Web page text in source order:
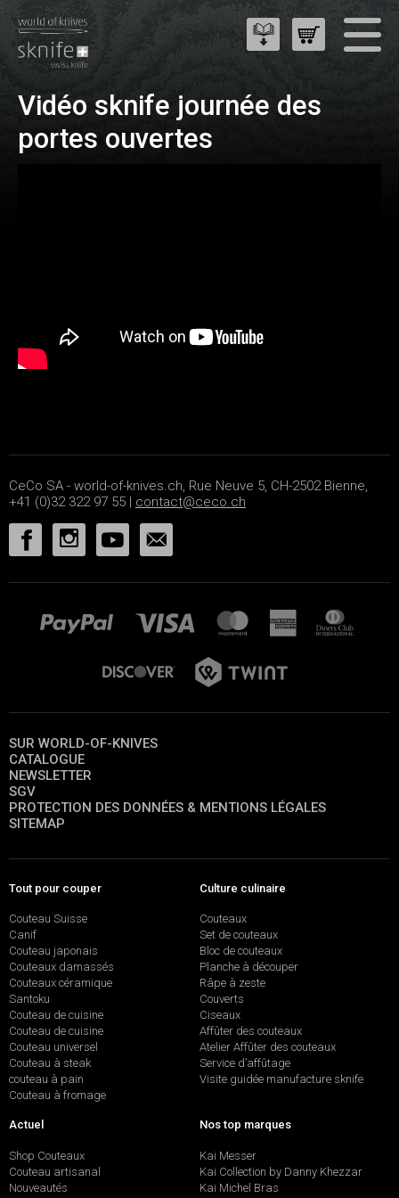
Vidéo sknife journée des
portes ouvertes
CeCo SA - world-of-knives.ch, Rue Neuve 5, CH-2502 Bienne,
+41 (0)32 322 97 55 | contact@ceco.ch
SUR WORLD-OF-KNIVES
CATALOGUE
NEWSLETTER
SGV
PROTECTION DES DONNÉES & MENTIONS LÉGALES
SITEMAP
Tout pour couper
Couteau Suisse
Canif
Couteau japonais
Couteaux damassés
Couteaux céramique
Santoku
Couteau de cuisine
Couteau de cuisine
Couteau universel
Couteau à steak
couteau à pain
Couteau à fromage
Culture culinaire
Couteaux
Set de couteaux
Bloc de couteaux
Planche à découper
Râpe à zeste
Couverts
Ciseaux
Affûter des couteaux
Atelier Affûter des couteaux
Service d’affûtage
Visite guidée manufacture sknife
Actuel
Shop Couteaux
Couteau artisanal
Nouveautés
Nos top marques
Kai Messer
Kai Collection by Danny Khezzar
Kai Michel Bras